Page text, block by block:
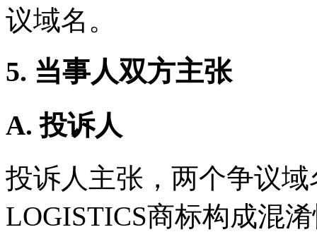
议域名。
5. 当事人双方主张
A. 投诉人
投诉人主张，两个争议
LOGISTICS商标构成混